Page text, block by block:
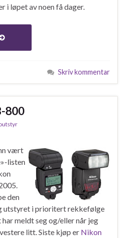
i løpet av noen få dager.
Skriv kommentar
800
vært
listen
den
utstyret i prioritert rekkefølge
meldt seg og/eller når jeg
litt. Siste kjøp er Nikon